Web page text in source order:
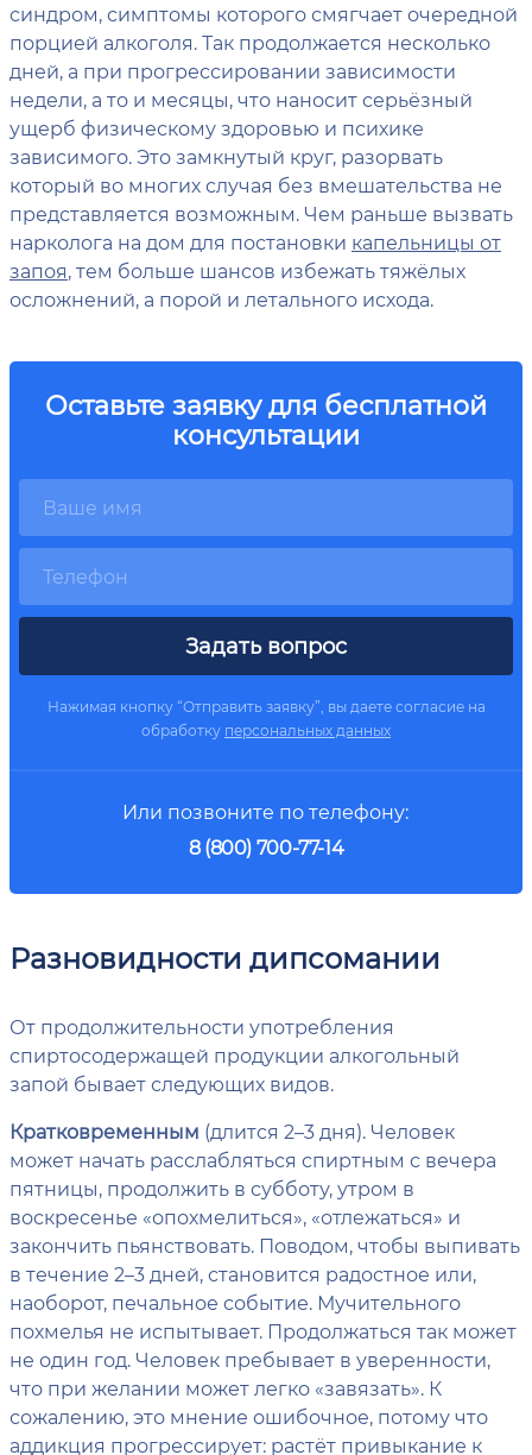
синдром, симптомы которого смягчает очередной
порцией алкоголя. Так продолжается несколько
дней, а при прогрессировании зависимости
недели, а то и месяцы, что наносит серьёзный
ущерб физическому здоровью и психике
зависимого. Это замкнутый круг, разорвать
который во многих случая без вмешательства не
представляется возможным. Чем раньше вызвать
нарколога на дом для постановки капельницы от
запоя, тем больше шансов избежать тяжёлых
осложнений, а порой и летального исхода.
Оставьте заявку для бесплатной
консультации
Задать вопрос
Нажимая кнопку “Отправить заявку”, вы даете согласие на
обработку персональных данных
Или позвоните по телефону:
8 (800) 700-77-14
Разновидности дипсомании
От продолжительности употребления
спиртосодержащей продукции алкогольный
запой бывает следующих видов.
Кратковременным (длится 2–3 дня). Человек
может начать расслабляться спиртным с вечера
пятницы, продолжить в субботу, утром в
воскресенье «опохмелиться», «отлежаться» и
закончить пьянствовать. Поводом, чтобы выпивать
в течение 2–3 дней, становится радостное или,
наоборот, печальное событие. Мучительного
похмелья не испытывает. Продолжаться так может
не один год. Человек пребывает в уверенности,
что при желании может легко «завязать». К
сожалению, это мнение ошибочное, потому что
аддикция прогрессирует: растёт привыкание к